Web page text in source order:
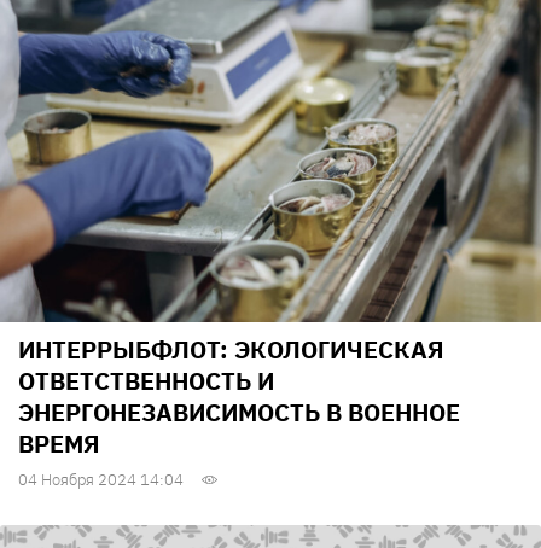
ИНТЕРРЫБФЛОТ: ЭКОЛОГИЧЕСКАЯ
ОТВЕТСТВЕННОСТЬ И
ЭНЕРГОНЕЗАВИСИМОСТЬ В ВОЕННОЕ
ВРЕМЯ
04 Ноября 2024 14:04